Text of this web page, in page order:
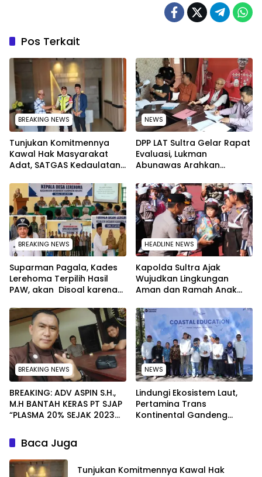
Pos Terkait
BREAKING NEWS
Tunjukan Komitmennya
Kawal Hak Masyarakat
Adat, SATGAS Kedaulatan
Sultra Surati PT SCM Routa
NEWS
‎DPP LAT Sultra Gelar Rapat
Evaluasi, Lukman
Abunawas Arahkan
Secara Rutin dan
Menyeluruh
BREAKING NEWS
Suparman Pagala, Kades
Lerehoma Terpilih Hasil
PAW, akan Disoal karena
Security di PT TPM
HEADLINE NEWS
Kapolda Sultra Ajak
Wujudkan Lingkungan
Aman dan Ramah Anak
Nasional 2026
BREAKING NEWS
BREAKING: ADV ASPIN S.H.,
M.H BANTAH KERAS PT SJAP
“PLASMA 20% SEJAK 2023
WARGA WAWOONE!
NEWS
Lindungi Ekosistem Laut,
Pertamina Trans
Kontinental Gandeng
Baca Juga
Tunjukan Komitmennya Kawal Hak